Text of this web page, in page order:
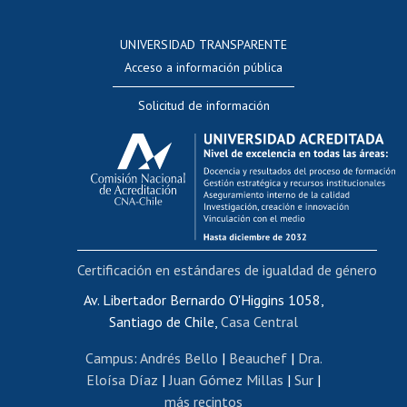
Evaluación docente
Calificación académica
Postulación al AUCAI
Funcionarias/os
Cursos internos de capacitación
Bienestar del personal
Portal de movilidad interna
Certificado de renta
Certificado de renta honorarios
Editar páginas blancas
UNIVERSIDAD TRANSPARENTE
Acceso a información pública
Solicitud de información
Av. Libertador Bernardo O'Higgins 1058,
Santiago de Chile, Casa Central
Campus: Andrés Bello | Beauchef| Dra.
Eloísa Díaz |Juan Gómez Millas | Sur |
más recintos
Certificación en estándares de igualdad de género